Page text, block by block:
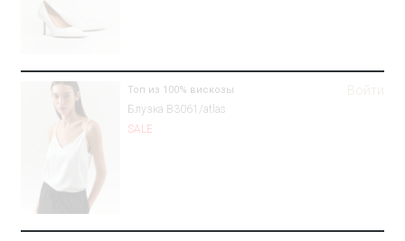
Топ из 100% вискозы
Блузка B3061/atlas
SALE
Войти